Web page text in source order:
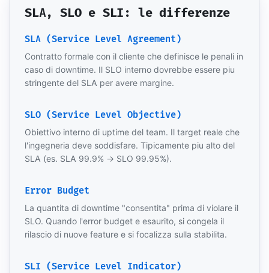
SLA, SLO e SLI: le differenze
SLA (Service Level Agreement)
Contratto formale con il cliente che definisce le penali in
caso di downtime. Il SLO interno dovrebbe essere piu
stringente del SLA per avere margine.
SLO (Service Level Objective)
Obiettivo interno di uptime del team. Il target reale che
l'ingegneria deve soddisfare. Tipicamente piu alto del
SLA (es. SLA 99.9% → SLO 99.95%).
Error Budget
La quantita di downtime "consentita" prima di violare il
SLO. Quando l'error budget e esaurito, si congela il
rilascio di nuove feature e si focalizza sulla stabilita.
SLI (Service Level Indicator)